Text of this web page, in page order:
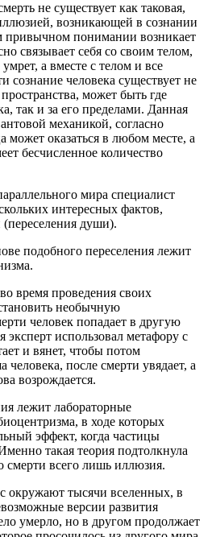
не существует как таковая,
возникающей в сознании
привычном понимании возникает
связывает себя со своим телом,
а вместе с телом и все
сознание человека существует не
может быть где
так и за его пределами. Данная
механикой, согласно
может оказаться в любом месте, а
бесчисленное количество
мира специалист
интересных фактов,
(переселения души).
подобного переселения лежит
время проведения своих
необычную
человек попадает в другую
эксперт использовал метафору с
и вянет, чтобы потом
человека, после смерти увядает, а
возрождается.
лежит лабораторные
в ходе которых
эффект, когда частицы
такая теория подтолкнула
смерти всего лишь иллюзия.
окружают тысячи вселенных, в
версии развития
умерло, но в другом продолжает